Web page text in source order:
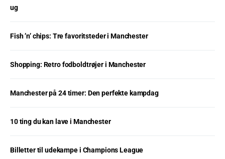
ug
Fish ’n’ chips: Tre favoritsteder i Manchester
Shopping: Retro fodboldtrøjer i Manchester
Manchester på 24 timer: Den perfekte kampdag
10 ting du kan lave i Manchester
Billetter til udekampe i Champions League